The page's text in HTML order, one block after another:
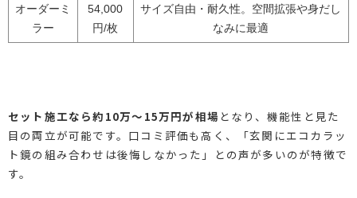
オーダーミ
ラー
54,000
円/枚
サイズ自由・耐久性。空間拡張や身だし
なみに最適
セット施工なら約10万～15万円が相場 となり、機能性と見た
目の両立が可能です。口コミ評価も高く、「玄関にエコカラッ
ト鏡の組み合わせは後悔しなかった」との声が多いのが特徴で
す。